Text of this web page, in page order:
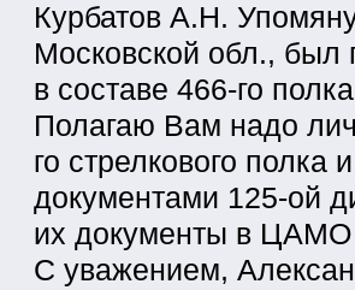
Курбатов А.Н.
Московской обл., был
в составе 466-го
Полагаю Вам надо
го стрелкового
документами 125-ой
их документы в ЦАМО
С уважением,